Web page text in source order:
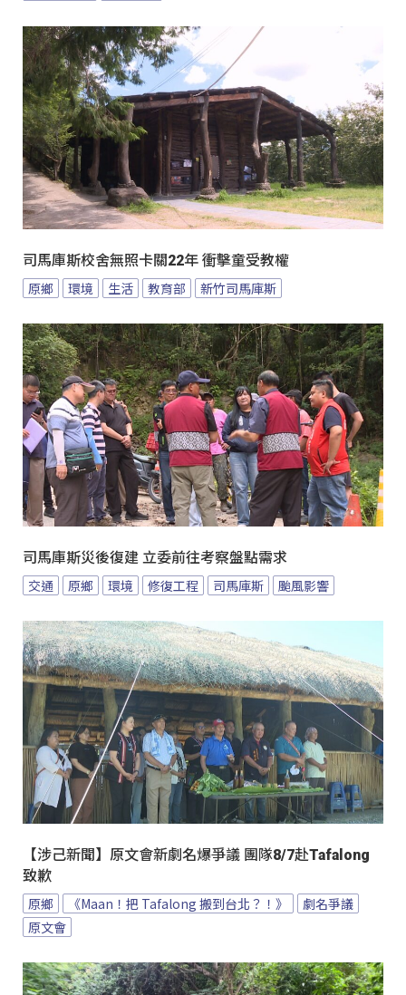
司馬庫斯校舍無照卡關22年 衝擊童受教權
原鄉 環境 生活 教育部 新竹司馬庫斯
司馬庫斯災後復建 立委前往考察盤點需求
交通 原鄉 環境 修復工程 司馬庫斯 颱風影響
【涉己新聞】原文會新劇名爆爭議 團隊8/7赴Tafalong
致歉
原鄉 《Maan！把 Tafalong 搬到台北？！》
劇名爭議
原文會